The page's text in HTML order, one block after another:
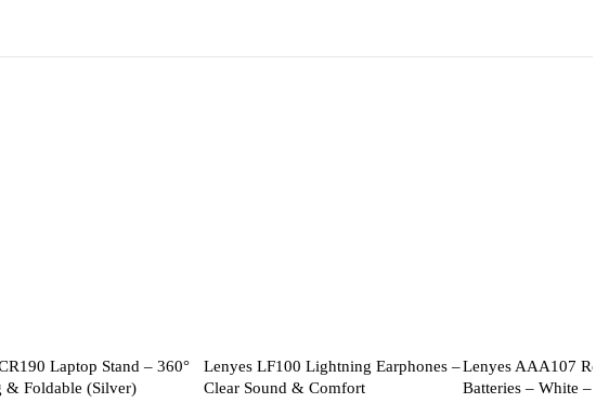
Laptop Stand – 360°
& Foldable (Silver)
Lenyes LF100 Lightning Earphones –
Clear Sound & Comfort
Lenyes AAA107
Batteries – White –